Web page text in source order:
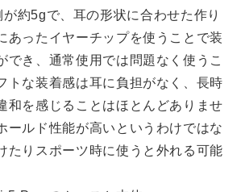
約5gで、耳の形状に合わせた作り
あったイヤーチップを使うことで装
でき、通常使用では問題なく使うこ
トな装着感は耳に負担がなく、長時
和を感じることはほとんどありませ
ールド性能が高いというわけではな
たりスポーツ時に使うと外れる可能